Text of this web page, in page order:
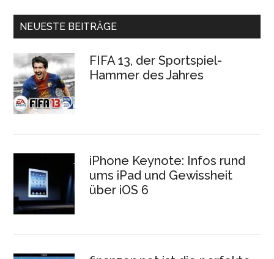
NEUESTE BEITRÄGE
FIFA 13, der Sportspiel-
Hammer des Jahres
iPhone Keynote: Infos rund
ums iPad und Gewissheit
über iOS 6